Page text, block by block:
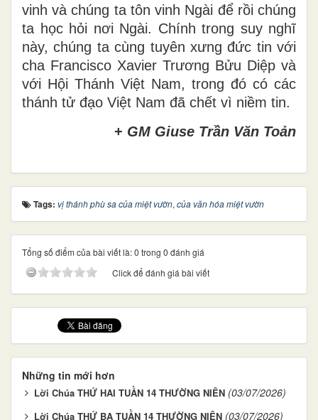
vinh và chúng ta tôn vinh Ngài để rồi chúng
ta học hỏi nơi Ngài. Chính trong suy nghĩ
này, chúng ta cùng tuyên xưng đức tin với
cha Francisco Xavier Trương Bửu Diệp và
với Hội Thánh Việt Nam, trong đó có các
thánh tử đạo Việt Nam đã chết vì niềm tin.
+ GM Giuse Trần Văn Toản
Tags: vị thánh phù sa của miệt vườn, của văn hóa miệt vườn
Tổng số điểm của bài viết là: 0 trong 0 đánh giá
Click để đánh giá bài viết
Những tin mới hơn
Lời Chúa THỨ HAI TUẦN 14 THƯỜNG NIÊN (03/07/2026)
Lời Chúa THỨ BA TUẦN 14 THƯỜNG NIÊN (03/07/2026)